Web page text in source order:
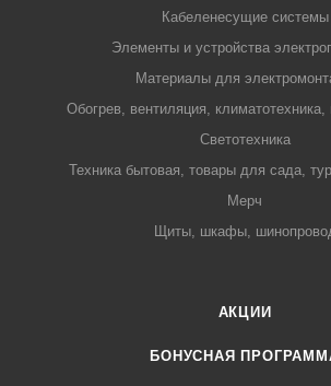
Кабеленесущие системы
Элементы и устройства
Материалы для
Обогрев, вентиляция, климатотехника,
Светотехника
Техника бытовая, товары для сада,
Мерч
Щиты, шкафы,
АКЦИИ
БОНУСНАЯ